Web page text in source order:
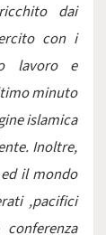
dai
con i
lavoro e
minuto
islamica
Inoltre,
il mondo
,pacifici